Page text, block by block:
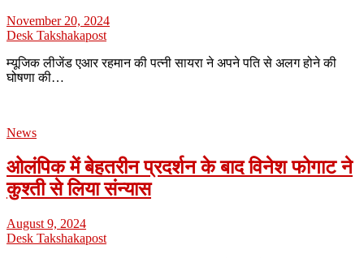
November 20, 2024
Desk Takshakapost
म्यूजिक लीजेंड एआर रहमान की पत्नी सायरा ने अपने पति से अलग होने की
घोषणा की…
News
ओलंपिक में बेहतरीन प्रदर्शन के बाद विनेश फोगाट ने
कुश्ती से लिया संन्यास
August 9, 2024
Desk Takshakapost